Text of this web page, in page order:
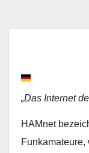
„Das Internet
HAMnet